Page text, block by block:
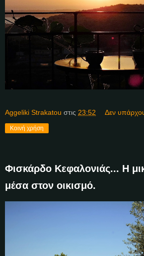
Aggeliki Strakatou στις 23:52 Δεν
Κοινή χρήση
Φισκάρδο Κεφαλονιάς... Η
μέσα στον οικισμό.